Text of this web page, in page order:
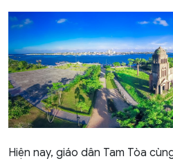
Hiện nay, giáo dân Tam Tòa